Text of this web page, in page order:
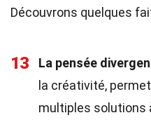
Découvrons quelques
13 La pensée
la créativité,
multiples solutions